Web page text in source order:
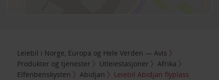
Leiebil i Norge, Europa og Hele Verden — Avis
Produkter og tjenester
Utleiestasjoner
Afrika
Elfenbenskysten
Abidjan Leiebil Abidjan flyplass